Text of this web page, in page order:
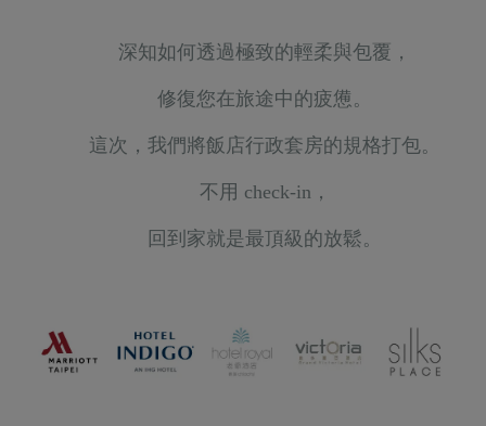
深知如何透過極致的輕柔與包覆，
修復您在旅途中的疲憊。
這次，我們將飯店行政套房的規格打包。
不用 check-in，
回到家就是最頂級的放鬆。